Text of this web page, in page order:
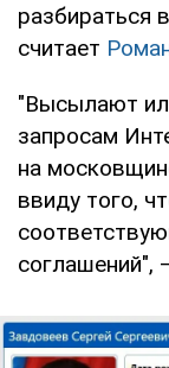
разбираться
считает
"Высылают
запросам
на
ввиду того,
соглашений",